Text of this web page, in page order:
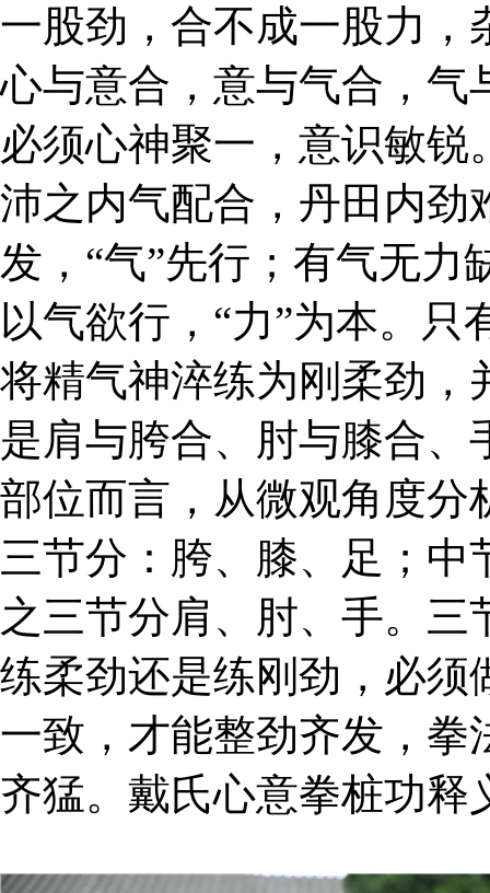
一股劲，合不成一股力，
心与意合，意与气合，气
必须心神聚一，意识敏
沛之内气配合，丹田内劲
发，“气”先行；有气无
以气欲行，“力”为本。只
将精气神淬练为刚柔劲，
是肩与胯合、肘与膝合
部位而言，从微观角度分
三节分：胯、膝、足；
之三节分肩、肘、手。
练柔劲还是练刚劲，必须
一致，才能整劲齐发，拳
齐猛。戴氏心意拳桩功释